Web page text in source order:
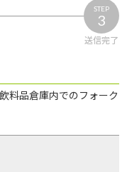
STEP
3
送信完了
料品倉庫内でのフォーク